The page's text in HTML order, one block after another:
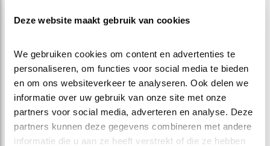
Deze website maakt gebruik van cookies
We gebruiken cookies om content en advertenties te
personaliseren, om functies voor social media te bieden
en om ons websiteverkeer te analyseren. Ook delen we
informatie over uw gebruik van onze site met onze
partners voor social media, adverteren en analyse. Deze
partners kunnen deze gegevens combineren met andere
informatie die u aan ze heeft verstrekt of die ze hebben
Omgewaaid buurtnest met slachtoffer (5 juli 2023) en het